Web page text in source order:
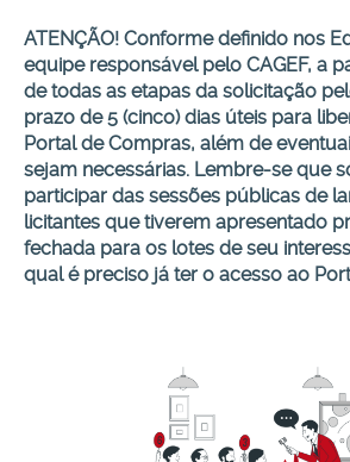
ATENÇÃO! Conforme definido nos
equipe responsável pelo CAGEF, a
de todas as etapas da solicitação
prazo de 5 (cinco) dias úteis para
Portal de Compras, além de
sejam necessárias. Lembre-se que
participar das sessões públicas de
licitantes que tiverem apresentado
fechada para os lotes de seu
qual é preciso já ter o acesso ao